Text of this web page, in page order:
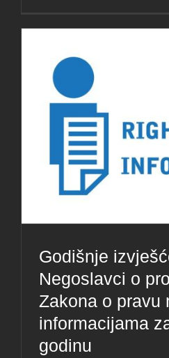
Godišnje
Negoslavci o
Zakona o pravu
informacijama
godinu